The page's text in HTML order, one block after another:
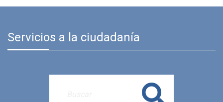
Servicios a la ciudadanía
Buscar